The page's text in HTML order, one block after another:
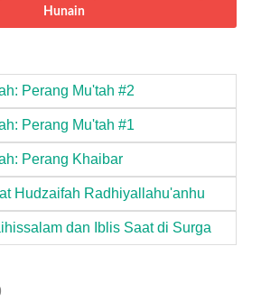
Hunain
Perang Mu'tah #2
Perang Mu'tah #1
Perang Khaibar
Hudzaifah Radhiyallahu'anhu
dan Iblis Saat di Surga